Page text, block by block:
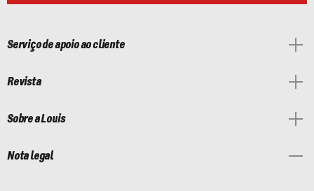
Serviço de apoio ao cliente
Revista
Sobre a Louis
Nota legal